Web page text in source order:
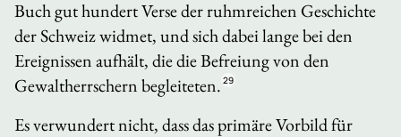
Buch gut hundert Verse der ruhmreichen Geschichte
der Schweiz widmet, und sich dabei lange bei den
Ereignissen aufhält, die die Befreiung von den
Gewaltherrschern begleiteten. 29
Es verwundert nicht, dass das primäre Vorbild für